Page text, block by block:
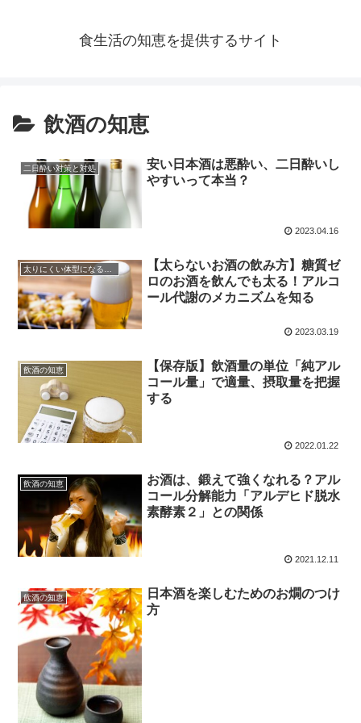
食生活の知恵を提供するサイト
飲酒の知恵
二日酔い対策と対処
安い日本酒は悪酔い、二日酔いし
やすいって本当？
2023.04.16
【太らないお酒の飲み方】糖質ゼ
ロのお酒を飲んでも太る！アルコ
ール代謝のメカニズムを知る
2023.03.19
飲酒の知恵
【保存版】飲酒量の単位「純アル
コール量」で適量、摂取量を把握
する
2022.01.22
飲酒の知恵
お酒は、鍛えて強くなれる？アル
コール分解能力「アルデヒド脱水
素酵素２」との関係
2021.12.11
飲酒の知恵
日本酒を楽しむためのお燗のつけ
方